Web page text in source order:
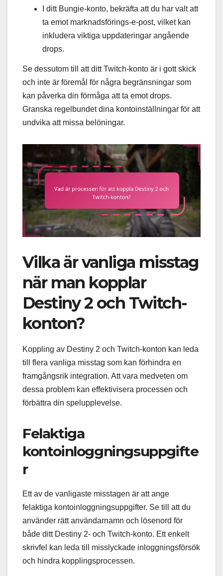
I ditt Bungie-konto, bekräfta att du har valt att
ta emot marknadsförings-e-post, vilket kan
inkludera viktiga uppdateringar angående
drops.
Se dessutom till att ditt Twitch-konto är i gott skick
och inte är föremål för några begränsningar som
kan påverka din förmåga att ta emot drops.
Granska regelbundet dina kontoinställningar för att
undvika att missa belöningar.
Vilka är vanliga misstag
när man kopplar
Destiny 2 och Twitch-
konton?
Koppling av Destiny 2 och Twitch-konton kan leda
till flera vanliga misstag som kan förhindra en
framgångsrik integration. Att vara medveten om
dessa problem kan effektivisera processen och
förbättra din spelupplevelse.
Felaktiga
kontoinloggningsuppgifte
r
Ett av de vanligaste misstagen är att ange
felaktiga kontoinloggningsuppgifter. Se till att du
använder rätt användarnamn och lösenord för
både ditt Destiny 2- och Twitch-konto. Ett enkelt
skrivfel kan leda till misslyckade inloggningsförsök
och hindra kopplingsprocessen.